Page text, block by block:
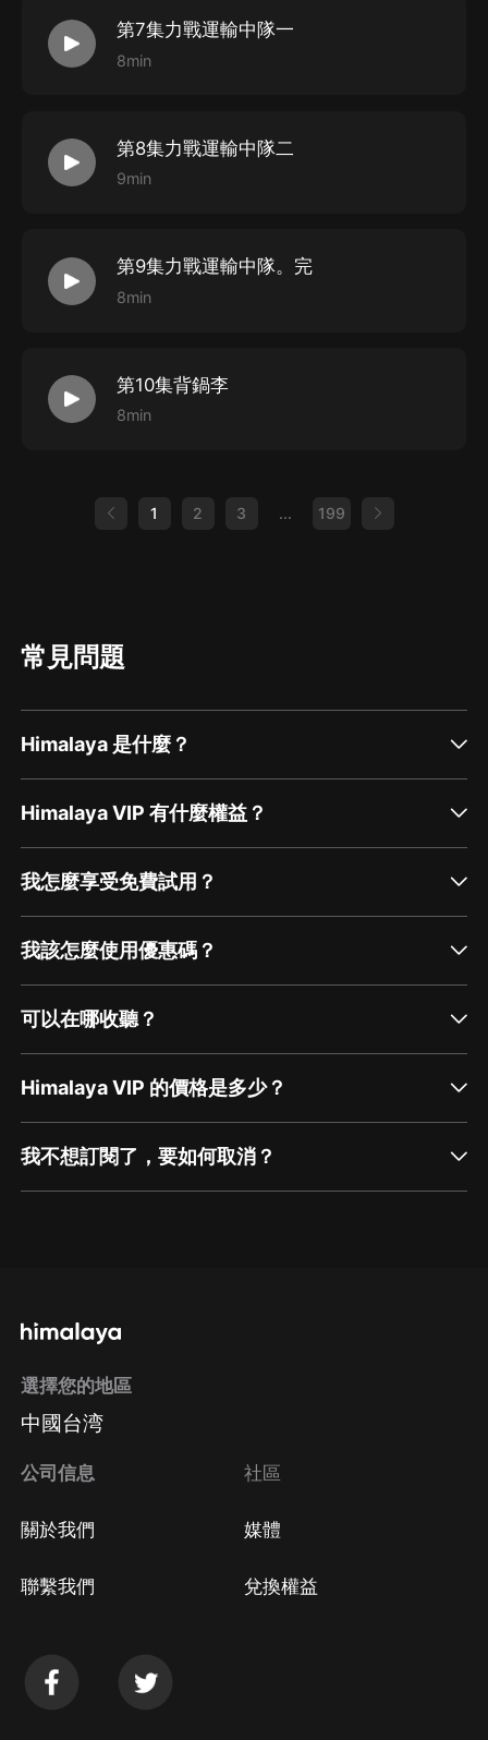
第7集力戰運輸中隊一
8min
第8集力戰運輸中隊二
9min
第9集力戰運輸中隊。完
8min
第10集背鍋李
8min
1 2 3 ... 199
常見問題
Himalaya 是什麼？
Himalaya VIP 有什麼權益？
我怎麼享受免費試用？
我該怎麼使用優惠碼？
可以在哪收聽？
Himalaya VIP 的價格是多少？
我不想訂閱了，要如何取消？
方法 Google Play取消訂閱方法
選擇您的地區
中國台湾
公司信息
關於我們
聯繫我們
社區
媒體
兌換權益